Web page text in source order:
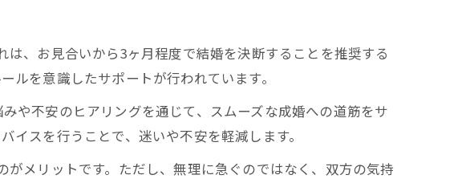
、お見合いから3ヶ月程度で結婚を決断することを推奨する
を意識したサポートが行われています。
や不安のヒアリングを通じて、スムーズな成婚への道筋をサ
スを行うことで、迷いや不安を軽減します。
メリットです。ただし、無理に急ぐのではなく、双方の気持